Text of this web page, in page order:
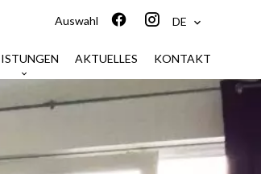
Auswahl DE
AKTUELLES KONTAKT